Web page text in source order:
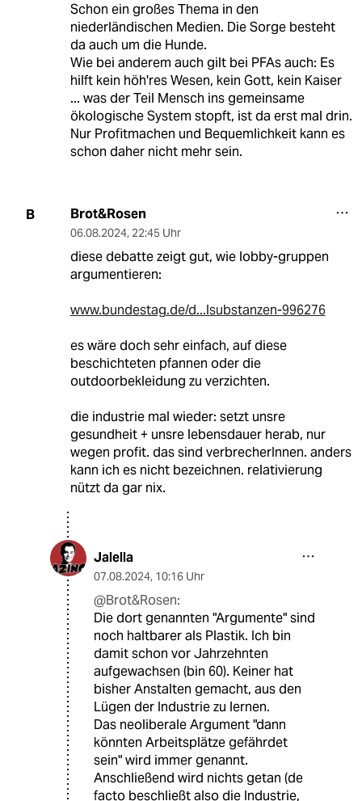
Schon ein großes Thema in den
niederländischen Medien. Die Sorge besteht
da auch um die Hunde.
Wie bei anderem auch gilt bei PFAs auch: Es
hilft kein höh'res Wesen, kein Gott, kein Kaiser
... was der Teil Mensch ins gemeinsame
ökologische System stopft, ist da erst mal drin.
Nur Profitmachen und Bequemlichkeit kann es
schon daher nicht mehr sein.
B Brot&Rosen
06.08.2024, 22:45 Uhr
diese debatte zeigt gut, wie lobby-gruppen
argumentieren:
www.bundestag.de/d...lsubstanzen-996276
es wäre doch sehr einfach, auf diese
beschichteten pfannen oder die
outdoorbekleidung zu verzichten.
die industrie mal wieder: setzt unsre
gesundheit + unsre lebensdauer herab, nur
wegen profit. das sind verbrecherInnen. anders
kann ich es nicht bezeichnen. relativierung
nützt da gar nix.
Jalella
07.08.2024, 10:16 Uhr
@Brot&Rosen:
Die dort genannten "Argumente" sind
noch haltbarer als Plastik. Ich bin
damit schon vor Jahrzehnten
aufgewachsen (bin 60). Keiner hat
bisher Anstalten gemacht, aus den
Lügen der Industrie zu lernen.
Das neoliberale Argument "dann
könnten Arbeitsplätze gefährdet
sein" wird immer genannt.
Anschließend wird nichts getan (de
facto beschließt also die Industrie,